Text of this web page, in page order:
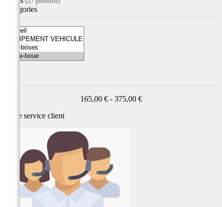
Catégories
165,00 € - 375,00 €
Notre service client